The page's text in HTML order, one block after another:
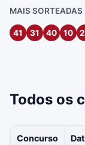
MAIS SORTEADAS
41 31 40 10
Todos os
Concurso